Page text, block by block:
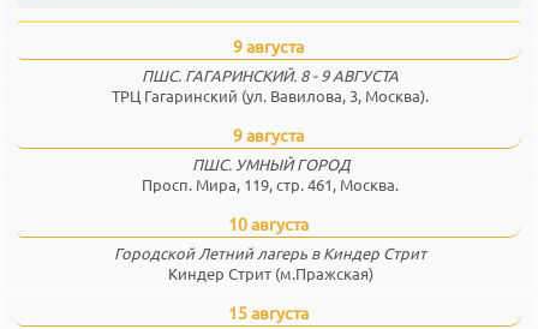
9 августа
ПШС. ГАГАРИНСКИЙ. 8 - 9 АВГУСТА
ТРЦ Гагаринский (ул. Вавилова, 3, Москва).
9 августа
ПШС. УМНЫЙ ГОРОД
Просп. Мира, 119, стр. 461, Москва.
10 августа
Городской Летний лагерь в Киндер Стрит
Киндер Стрит (м.Пражская)
15 августа